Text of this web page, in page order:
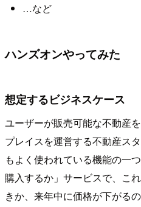
…など
ハンズオンやってみた
想定するビジネスケース
ユーザーが販売可能な不動産
プレイスを運営する不動産ス
もよく使われている機能の一
購入するか」サービスで、こ
きか、来年中に価格が下がる